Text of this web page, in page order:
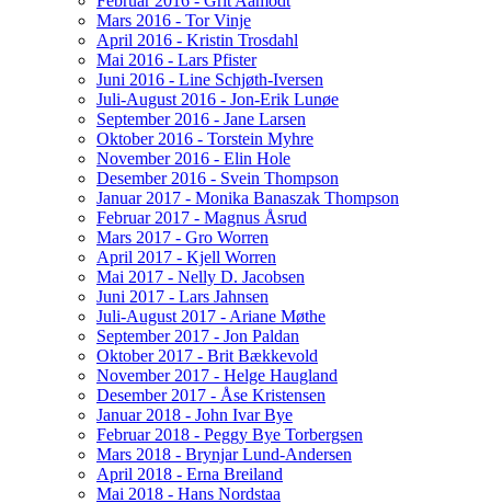
Mars 2016 - Tor Vinje
April 2016 - Kristin Trosdahl
Mai 2016 - Lars Pfister
Juni 2016 - Line Schjøth-Iversen
Juli-August 2016 - Jon-Erik Lunøe
September 2016 - Jane Larsen
Oktober 2016 - Torstein Myhre
November 2016 - Elin Hole
Desember 2016 - Svein Thompson
Januar 2017 - Monika Banaszak Thompson
Februar 2017 - Magnus Åsrud
Mars 2017 - Gro Worren
April 2017 - Kjell Worren
Mai 2017 - Nelly D. Jacobsen
Juni 2017 - Lars Jahnsen
Juli-August 2017 - Ariane Møthe
September 2017 - Jon Paldan
Oktober 2017 - Brit Bækkevold
November 2017 - Helge Haugland
Desember 2017 - Åse Kristensen
Januar 2018 - John Ivar Bye
Februar 2018 - Peggy Bye Torbergsen
Mars 2018 - Brynjar Lund-Andersen
April 2018 - Erna Breiland
Mai 2018 - Hans Nordstaa